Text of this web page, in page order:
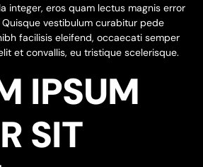
integer, eros quam lectus magnis error
vestibulum curabitur pede
facilisis eleifend, occaecati semper
et convallis, eu tristique scelerisque.
IPSUM
SIT